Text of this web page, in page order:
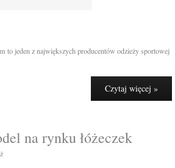
to jeden z największych producentów odzieży sportowej
Czytaj więcej »
na rynku łóżeczek